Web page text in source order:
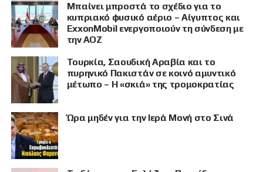
Μπαίνει μπροστά το σχέδιο για το
κυπριακό φυσικό αέριο – Αίγυπτος και
ExxonMobil ενεργοποιούν τη σύνδεση με
την ΑΟΖ
Τουρκία, Σαουδική Αραβία και το
πυρηνικό Πακιστάν σε κοινό αμυντικό
μέτωπο – Η «σκιά» της τρομοκρατίας
Ώρα μηδέν για την Ιερά Μονή στο Σινά